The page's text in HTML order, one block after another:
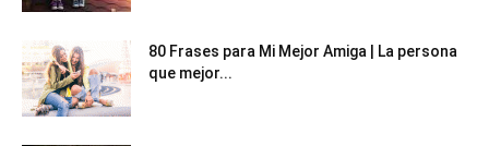
80 Frases para Mi Mejor Amiga | La persona
que mejor...